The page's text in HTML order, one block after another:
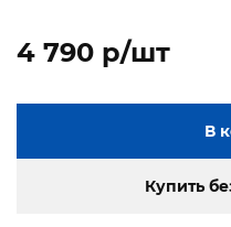
4 790 p/шт
В
Купить